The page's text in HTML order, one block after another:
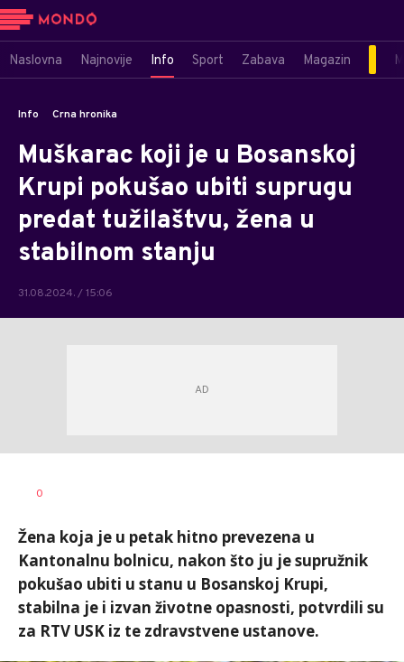
Naslovna Najnovije Info Sport Zabava Magazin
Info Crna hronika
Muškarac koji je u Bosanskoj
Krupi pokušao ubiti suprugu
predat tužilaštvu, žena u
stabilnom stanju
31.08.2024. / 15:06
AUTOR
0
Žena koja je u petak hitno prevezena u
Kantonalnu bolnicu, nakon što ju je supružnik
pokušao ubiti u stanu u Bosanskoj Krupi,
stabilna je i izvan životne opasnosti, potvrdili su
za RTV USK iz te zdravstvene ustanove.